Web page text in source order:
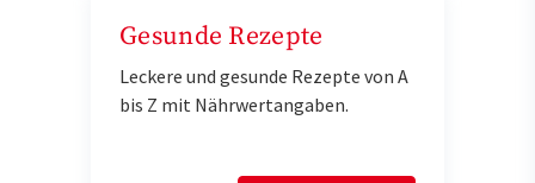
Gesunde Rezepte
Leckere und gesunde Rezepte von A
bis Z mit Nährwertangaben.